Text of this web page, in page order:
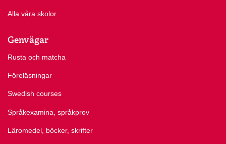
Alla våra skolor
Genvägar
Rusta och matcha
Föreläsningar
Swedish courses
Språkexamina, språkprov
Läromedel, böcker, skrifter